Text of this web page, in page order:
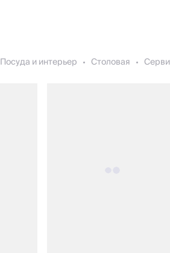
Посуда и интерьер Столовая